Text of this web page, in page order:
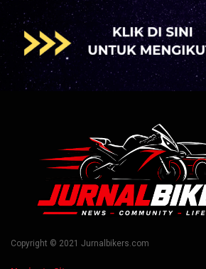
Copyright © 2021 Jurnalbikers.com